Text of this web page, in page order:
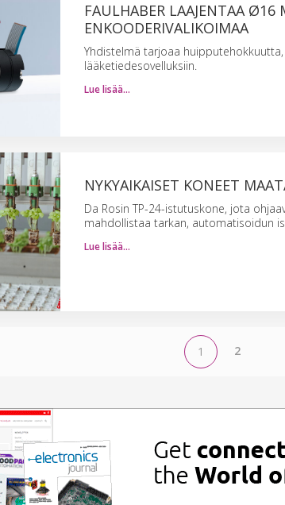
FAULHABER LAAJENTAA
ENKOODERIVALIKOIMAA
Yhdistelmä tarjoaa
lääketiedesovelluksiin.
Lue lisää…
NYKYAIKAISET KONEET
Da Rosin TP-24-istutuskone, jota
mahdollistaa tarkan, automatisoidun
Lue lisää…
1 2